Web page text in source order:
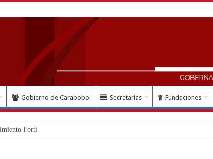
Gobierno de Carabobo Secretarías Fundaciones
Fortín 4F rindió hom